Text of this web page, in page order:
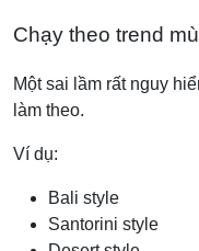
Chạy theo trend
Một sai lầm rất nguy
làm theo.
Ví dụ:
Bali style
Santorini style